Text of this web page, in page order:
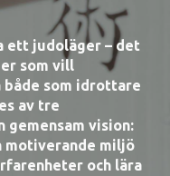
ett judoläger – det
som vill
både som idrottare
av tre
vision:
motiverande miljö
och lära